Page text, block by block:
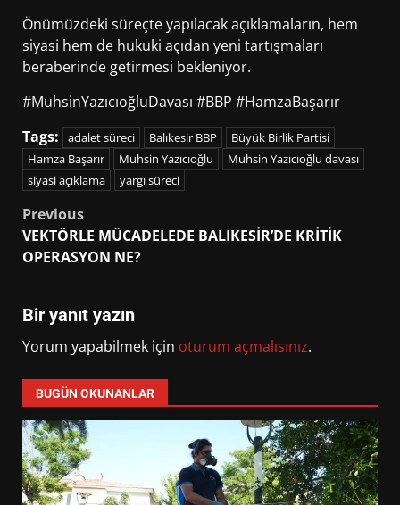
Önümüzdeki süreçte yapılacak açıklamaların, hem
siyasi hem de hukuki açıdan yeni tartışmaları
beraberinde getirmesi bekleniyor.
#MuhsinYazıcıoğluDavası #BBP #HamzaBaşarır
Tags:
adalet süreci Balıkesir BBP
Büyük Birlik Partisi
Hamza Başarır
Muhsin Yazıcıoğlu
Muhsin Yazıcıoğlu davası
siyasi açıklama
yargı süreci
Post
navigation
Previous
VEKTÖRLE MÜCADELEDE BALIKESİR’DE KRİTİK
OPERASYON NE?
Bir yanıt yazın
Yorum yapabilmek için oturum açmalısınız.
BUGÜN OKUNANLAR